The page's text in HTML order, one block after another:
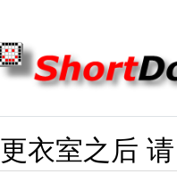
更衣室之后